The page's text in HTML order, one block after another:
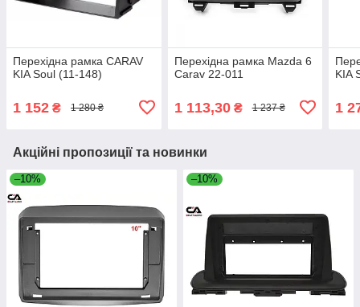
Перехідна рамка CARAV
KIA Soul (11-148)
1 152 ₴ 1 280 ₴
Перехідна рамка Mazda 6
Carav 22-011
1 113,30₴ 1 237 ₴
KIA
1
Акційні пропозиції та новинки
–10% –10%